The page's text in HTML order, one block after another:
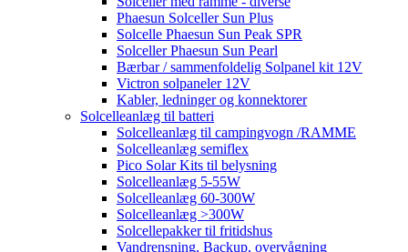
Phaesun Solceller Sun Plus
Solcelle Phaesun Sun Peak SPR
Solceller Phaesun Sun Pearl
Bærbar / sammenfoldelig Solpanel kit 12V
Victron solpaneler 12V
Kabler, ledninger og konnektorer
Solcelleanlæg til batteri
Solcelleanlæg til campingvogn /RAMME
Solcelleanlæg semiflex
Pico Solar Kits til belysning
Solcelleanlæg 5-55W
Solcelleanlæg 60-300W
Solcelleanlæg >300W
Solcellepakker til fritidshus
Vandrensning, Backup, overvågning